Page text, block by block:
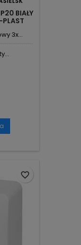
BIAŁY
PLAST
3x...
favorite_border